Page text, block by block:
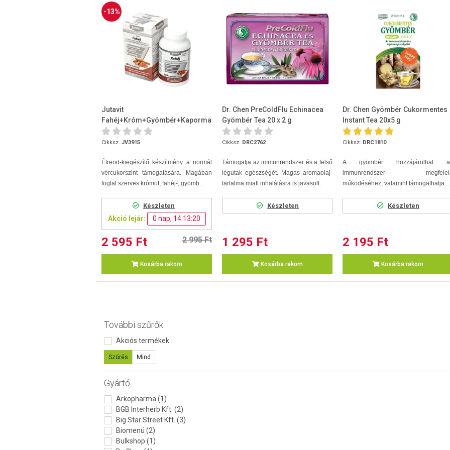
További szűrők
Akciós termékek
Szűrés Mind
Gyártó
Arkopharma (1)
BGB Interherb Kft. (2)
Big Star Street Kft. (3)
Biomenü (2)
Bulkshop (1)
-13%
Jutavit
Fahéj+Króm+Gyömbér+Kapormag
120 db Filmtabletta
Cikksz. JV3915
Étrend-kiegészítő készítmény a normál
vércukorszint támogatására. Magában
foglal szerves krómot, fahéj-, gyömb...
Készleten
Akció lejár: 0 nap, 14:13:19
2 595 Ft 2 995 Ft
Kosárba rakom
Dr. Chen PreColdFlu Echinacea
Gyömbér Tea 20 x 2 g
Cikksz. DRC2762
Támogatja az immunrendszer és a felső
légutak egészségét. Magas aromaolaj-
tartalma miatt inhalálásra is javasolt.
Készleten
1 295 Ft
Kosárba rakom
Dr. Chen Gyömbér Cukormentes
Instant Tea 20x5 g
Cikksz. DRC1810
A gyömbér hozzájárulhat
immunrendszer
működéséhez, valamint támogathatja ...
Készleten
2 195 Ft
Kosárba rakom